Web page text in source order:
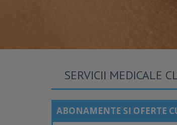
SERVICII MEDICALE
ABONAMENTE SI OFERTE